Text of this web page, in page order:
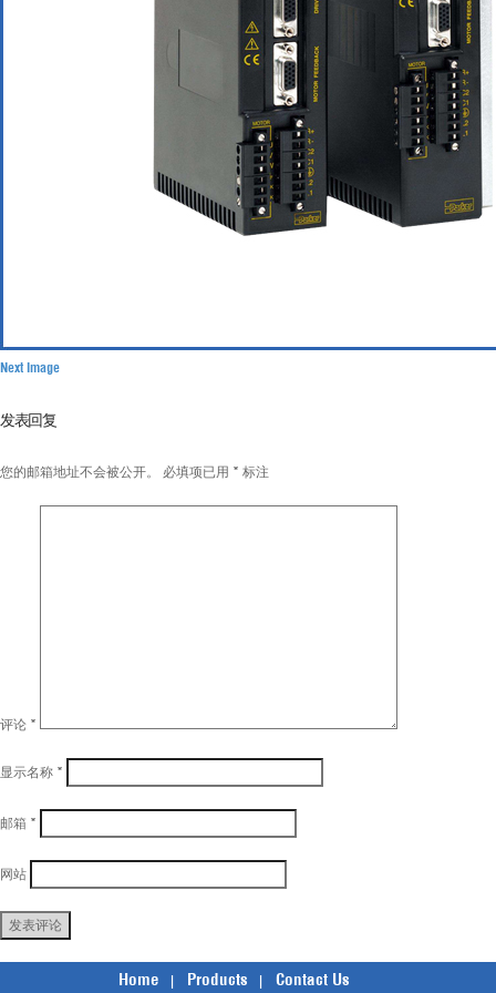
Next Image
发表回复
您的邮箱地址不会被公开。 必填项已用 * 标注
评论 *
显示名称 *
邮箱 *
网站
Home Products Contact Us